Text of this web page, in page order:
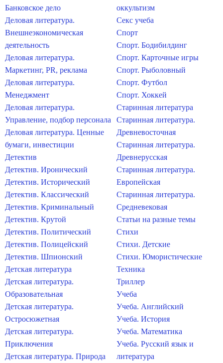
Банковское дело
Деловая литература.
Внешнеэкономическая
деятельность
Деловая литература.
Маркетинг, PR, реклама
Деловая литература.
Менеджмент
Деловая литература.
Управление, подбор персонала
Деловая литература. Ценные
бумаги, инвестиции
Детектив
Детектив. Иронический
Детектив. Исторический
Детектив. Классический
Детектив. Криминальный
Детектив. Крутой
Детектив. Политический
Детектив. Полицейский
Детектив. Шпионский
Детская литература
Детская литература.
Образовательная
Детская литература.
Остросюжетная
Детская литература.
Приключения
Детская литература. Природа
оккультизм
Секс учеба
Спорт
Спорт. Бодибилдинг
Спорт. Карточные игры
Спорт. Рыболовный
Спорт. Футбол
Спорт. Хоккей
Старинная литература
Старинная литература.
Древневосточная
Старинная литература.
Древнерусская
Старинная литература.
Европейская
Старинная литература.
Средневековая
Статьи на разные темы
Стихи
Стихи. Детские
Стихи. Юмористические
Техника
Триллер
Учеба
Учеба. Английский
Учеба. История
Учеба. Математика
Учеба. Русский язык и
литература